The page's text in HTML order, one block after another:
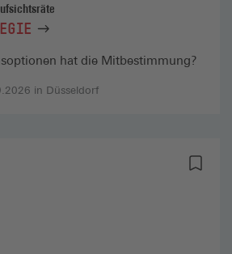
in Düsseldorf
hat die Mitbestimmung?